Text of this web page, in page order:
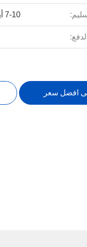
7-10 أيام عمل بعد استلام المبلغ
افضل سعر